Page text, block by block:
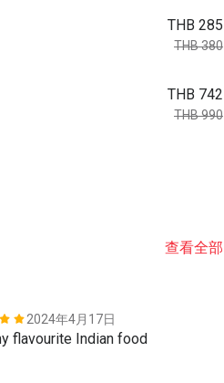
THB 285
THB 380
THB 742
THB 990
查看全部
2024年4月17日